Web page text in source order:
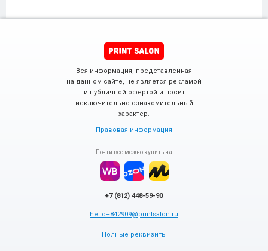
Вся информация, представленная
на данном сайте, не является рекламой
и публичной офертой и носит
исключительно ознакомительный
характер.
Правовая информация
Почти все можно купить на
+7 (812) 448-59-90
hello+842909@printsalon.ru
Полные реквизиты